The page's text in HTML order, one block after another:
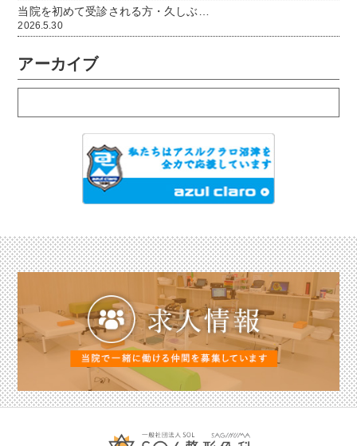
当院を初めて受診される方・久しぶ…
2026.5.30
アーカイブ